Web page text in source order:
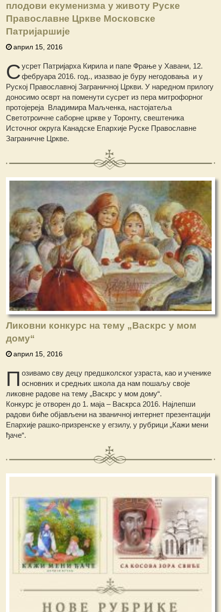
плодови екуменизма у животу Руске
Православне Цркве Московске
Патријаршије
април 15, 2016
Сусрет Патријарха Кирила и папе Фрање у Хавани, 12.
фебруара 2016. год., изазвао је буру негодовања и у
Руској Православној Заграничној Цркви. У наредном прилогу
доносимо осврт на поменути сусрет из пера митрофорног
протојереја Владимира Маљченка, настојатеља
Светотроичне саборне цркве у Торонту, свештеника
Источног округа Канадске Епархије Руске Православне
Заграничне Цркве.
Ликовни конкурс на тему „Васкрс у мом
дому“
април 15, 2016
П озивамо сву децу предшколског узраста, као и ученике
основних и средњих школа да нам пошаљу своје
ликовне радове на тему „Васкрс у мом дому“.
Конкурс је отворен до 1. маја – Васкрса 2016. Најлепши
радови биће објављени на званичној интернет презентацији
Епархије рашко-призренске у егзилу, у рубрици „Кажи мени
ђаче“.